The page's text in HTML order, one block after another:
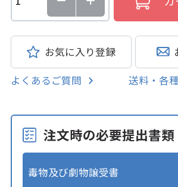
お気に入り登録
よくあるご質問 送料・各
注文時の必要提出書類
毒物及び劇物譲受書